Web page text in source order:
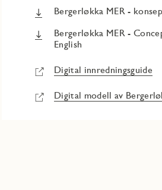
Bergerløkka MER -
Bergerløkka MER -
English
Digital innredningsguide
Digital modell av